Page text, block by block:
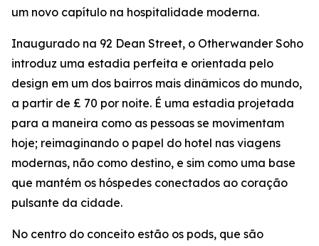
um novo capítulo na hospitalidade moderna.
Inaugurado na 92 Dean Street, o Otherwander Soho
introduz uma estadia perfeita e orientada pelo
design em um dos bairros mais dinâmicos do mundo,
a partir de £ 70 por noite. É uma estadia projetada
para a maneira como as pessoas se movimentam
hoje; reimaginando o papel do hotel nas viagens
modernas, não como destino, e sim como uma base
que mantém os hóspedes conectados ao coração
pulsante da cidade.
No centro do conceito estão os pods, que são